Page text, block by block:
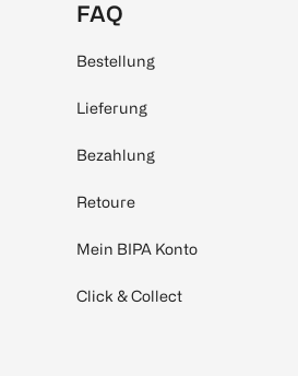
FAQ
Bestellung
Lieferung
Bezahlung
Retoure
Mein BIPA Konto
Click & Collect